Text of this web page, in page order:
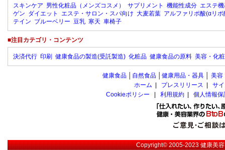
スキンケア 男性化粧品（メンズコスメ） サプリメント 機能性成分 エステ
ゲン ダイエット エステ・サロン・スパ向け 大麦若葉 アルファリポ酸(αリポ
テイン ブルーベリー 豆乳 寒天 車椅子
■注目カテゴリ・コンテンツ
決済代行 印刷 健康食品の製造(受託製造) 化粧品 健康食品の原料 美容・化
健康食品 自然食品 健康用品・器具 美容
ホーム
プレスリリース
サ
Cookieポリシー
利用規約 個人情報
Copyright© 2005-2023健康美